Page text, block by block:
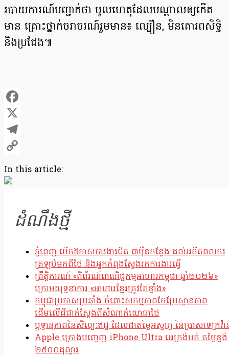
របាយការណ៍បញ្ជាក់ថា មូលហេតុដែលបណ្ដាលឲ្យកើត
មាន គ្រោះថ្នាក់ចរាចរណ៍រួមមាន៖ ល្បឿន, មិនគោរពសិទិ្ធ
និងប្រជែង៕
Facebook
X
Telegram
Link
In this article:
ដំណឹងថ្មី
ភ្នំពេញ បើកឱកាសការងារជិត ៣ម៉ឺនកន្លែង ដល់អតីតពលករ
ត្រឡប់មកពីថៃ និងអ្នកកំពុងស្វែងរកការងារធ្វើ
ព្រឹត្តិការណ៍ «ពិព័រណ៍ពាណិជ្ជកម្មអាហារកម្ពុជា ឆ្នាំ២០២៦»
ក្រោមយុទ្ធនាការ «អាហារខ្មែរត្រូវតែខ្លាំង»
កម្ពុជាប្រកាសប្រឆាំង ចំពោះសកម្មភាពកែប្រែស្ថានភាព
ដើមលើដីជាក់ស្តែងពីសំណាក់យោធាថៃ
ឫទ្ធានុភាពនៃសិល្បៈឥដ្ឋ ដែលជាតម្លៃអស្ចារ្យ នៃប្រាសាទក្រវ៉
Apple គ្រោងបញ្ចេញ iPhone Ultra អេក្រង់បត់ តម្លៃខ្ទង់
២៥០០ដុល្លារ